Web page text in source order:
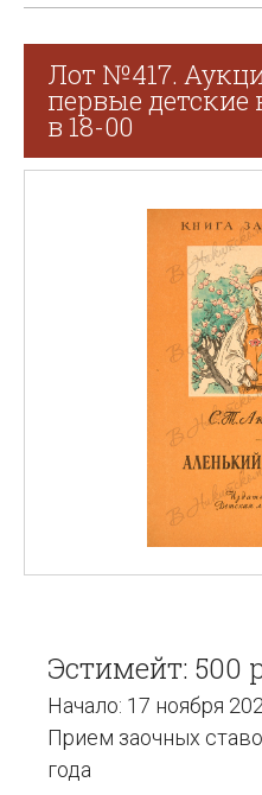
Лот №417.
первые
в 18-00
Эстимейт: 500
Начало: 17 ноября
Прием заочных
года